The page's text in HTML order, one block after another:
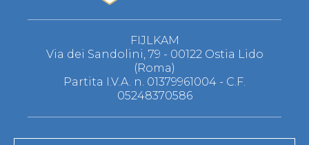
FIJLKAM
Via dei Sandolini, 79 - 00122 Ostia Lido
(Roma)
Partita I.V.A. n. 01379961004 - C.F.
05248370586